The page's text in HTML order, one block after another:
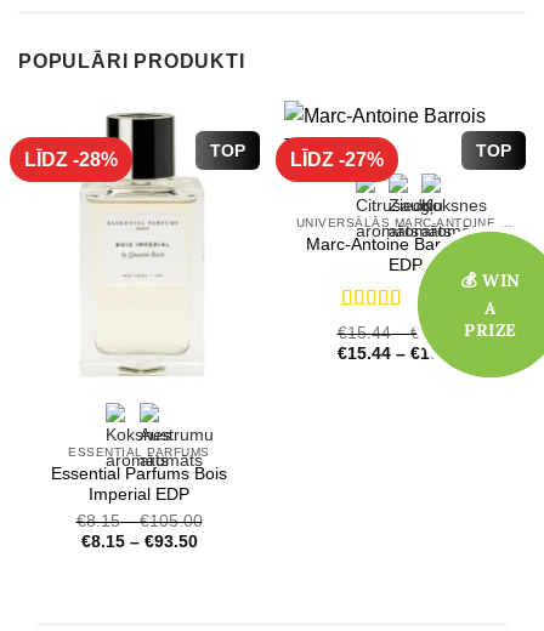
POPULĀRI PRODUKTI
TOP
LĪDZ -28%
ESSENTIAL PARFUMS
Essential Parfums Bois
Imperial EDP
€8.15–€105.00
€8.15– €93.50
TOP
LĪDZ -27%
Marc-Antoine Barrois Tilia
EDP
Novērtēts
ar4.72 no 5
€15.44–€245.21
€15.44– €196.79
💰 WIN
A
PRIZE
💰 WIN
A
PRIZE